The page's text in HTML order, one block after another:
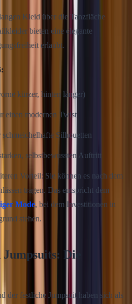
Kleid über die Tanzfläche
bieten eine elegante
erlaubt.
kürzer, hinten länger)
einen modernen Twist
Silhouetten
selbstbewussten Auftritt
Vorteil: Sie können es nach dem
tragen. Das entspricht dem
Mode, bei dem Investitionen in
stehen.
Die
der festliche Jumpsuit haben sich als